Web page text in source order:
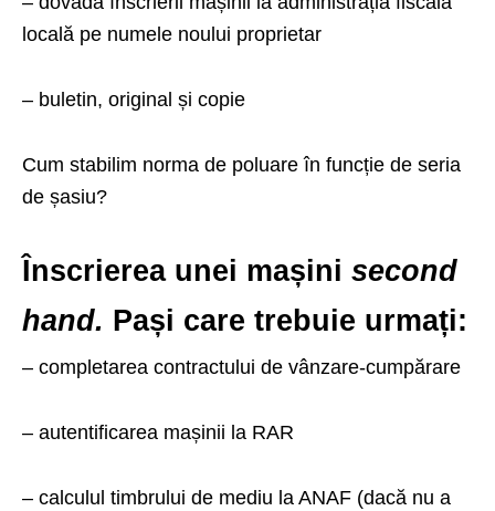
locală pe numele noului proprietar
– buletin, original și copie
Cum stabilim norma de poluare în funcție de seria
de șasiu?
Înscrierea unei mașini second
hand. Pași care trebuie urmați:
– completarea contractului de vânzare-cumpărare
– autentificarea mașinii la RAR
– calculul timbrului de mediu la ANAF (dacă nu a